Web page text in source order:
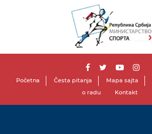
Početna Česta pitanja Mapa sajta
o radu
Kontakt